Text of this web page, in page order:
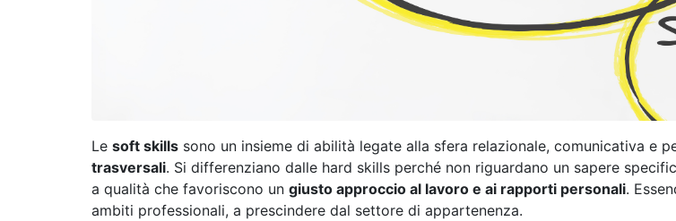
Le soft skills sono un insieme di abilità legate alla sfera relazionale, comunicativa e
trasversali. Si differenziano dalle hard skills perché non riguardano un sapere
a qualità che favoriscono un giusto approccio al lavoro e ai rapporti personali.
ambiti professionali, a prescindere dal settore di appartenenza.